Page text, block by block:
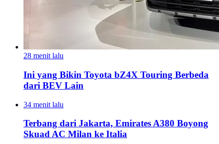
28 menit lalu
Ini yang Bikin Toyota bZ4X Touring Berbeda
dari BEV Lain
34 menit lalu
Terbang dari Jakarta, Emirates A380 Boyong
Skuad AC Milan ke Italia